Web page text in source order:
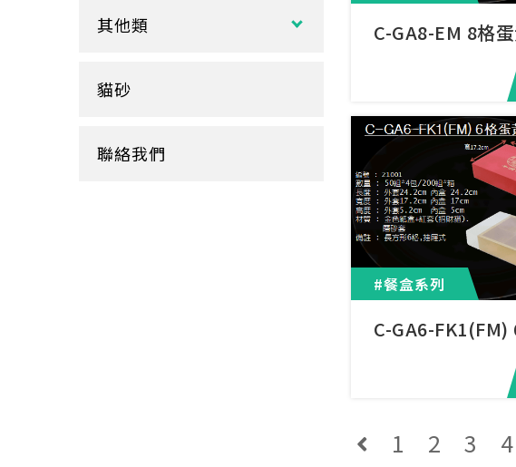
C-GA8-EM 8格蛋
#餐盒系列
C-GA6-FK1(FM)
1 2 3 4
杯蓋
杯架
鋁箔盒
底襯
內襯
衛生紙盒/架
其他類
料理紙
貓砂
聯絡我們